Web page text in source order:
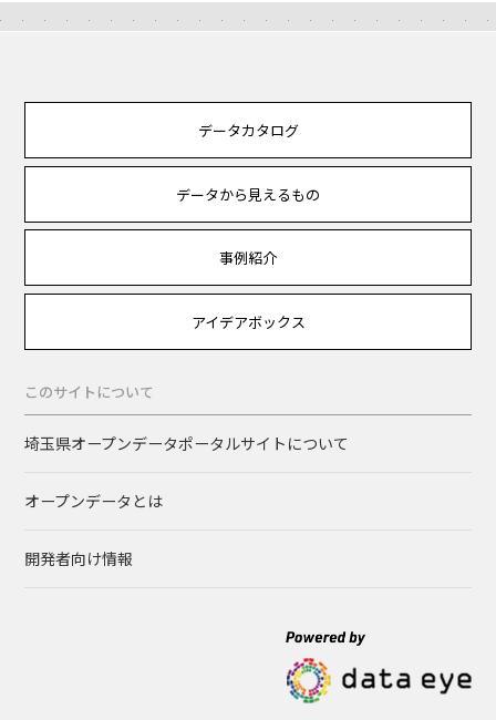
データカタログ
データから見えるもの
事例紹介
アイデアボックス
このサイトについて
埼玉県オープンデータポータルサイトについて
オープンデータとは
開発者向け情報